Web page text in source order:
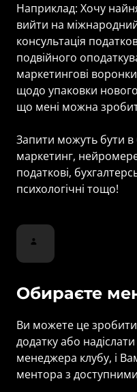
Наприклад: Хочу
вийти на
консультація
подвійного
маркетингові
щодо упаковки
що мені можна
Запити можуть бути в
маркетинг,
податкові,
психологічні тощо!
Обираєте
Ви можете це
додатку або
менеджера клубу, і
ментора з